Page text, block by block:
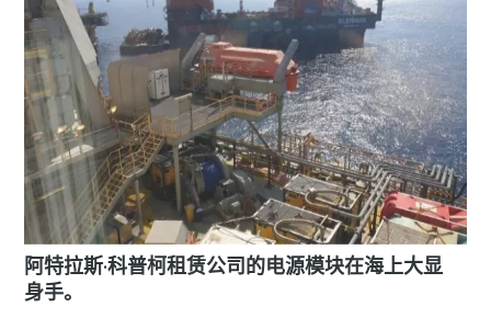
阿特拉斯·科普柯租赁公司的电源模块在海上大显
身手。